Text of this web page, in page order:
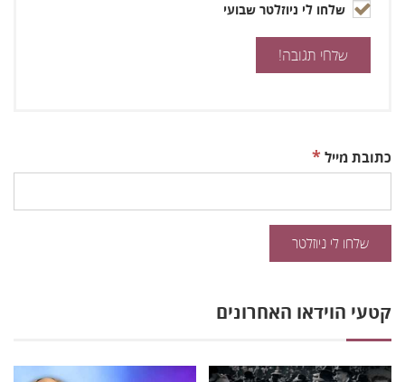
שלחו לי ניוזלטר שבועי
כתובת מייל *
קטעי הוידאו האחרונים